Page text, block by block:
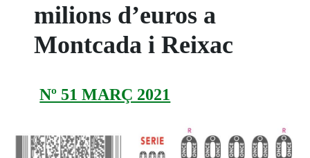
milions d’euros a
Montcada i Reixac
Nº 51 MARÇ 2021